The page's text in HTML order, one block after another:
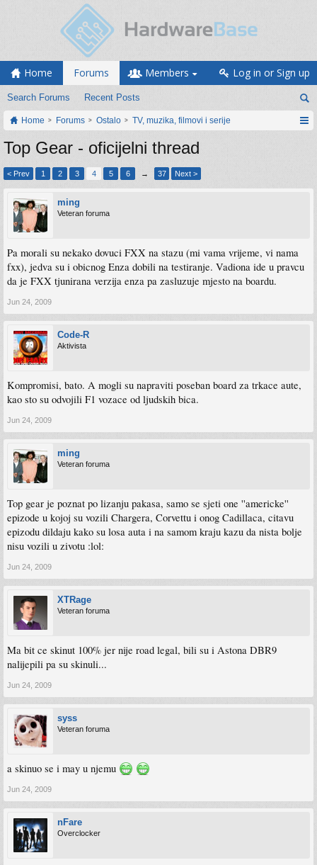
Home Forums
Search Forums Recent Posts
Members Log in or Sign up
Home Forums Ostalo TV, muzika, filmovi i serije
Top Gear - oficijelni thread
< Prev 1 2 3 4 5 6 → 37 Next >
ming
Veteran foruma
Pa morali su nekako dovuci FXX na stazu (mi vama vrijeme, vi nama
fxx), jedva su i obicnog Enza dobili na testiranje. Vadiona ide u pravcu
da je FXX tjunirana verzija enza pa zasluzuje mjesto na boardu.
Jun 24, 2009
Code-R
Aktivista
Kompromisi, bato. A mogli su napraviti poseban board za trkace aute,
kao sto su odvojili F1 vozace od ljudskih bica.
Jun 24, 2009
ming
Veteran foruma
Top gear je poznat po lizanju pakasa, samo se sjeti one ''americke''
epizode u kojoj su vozili Chargera, Corvettu i onog Cadillaca, citavu
epizodu dildaju kako su losa auta i na samom kraju kazu da nista bolje
nisu vozili u zivotu :lol:
Jun 24, 2009
XTRage
Veteran foruma
Ma bit ce skinut 100% jer nije road legal, bili su i Astona DBR9
nalijepili pa su skinuli...
Jun 24, 2009
syss
Veteran foruma
a skinuo se i may u njemu
Jun 24, 2009
nFare
Overclocker